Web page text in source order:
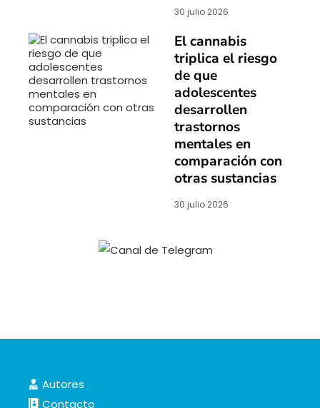
30 julio 2026
El cannabis
triplica el riesgo
de que
adolescentes
desarrollen
trastornos
mentales en
comparación con
otras sustancias
30 julio 2026
Autores
Contacto